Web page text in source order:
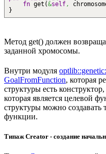
fn get (&self,
}
Метод get() должен
заданной хромосомы.
Внутри модуля
GoalFromFunction, которая
структуры есть
которая является целевой
структуры можно
функции.
Типаж Creator - создание